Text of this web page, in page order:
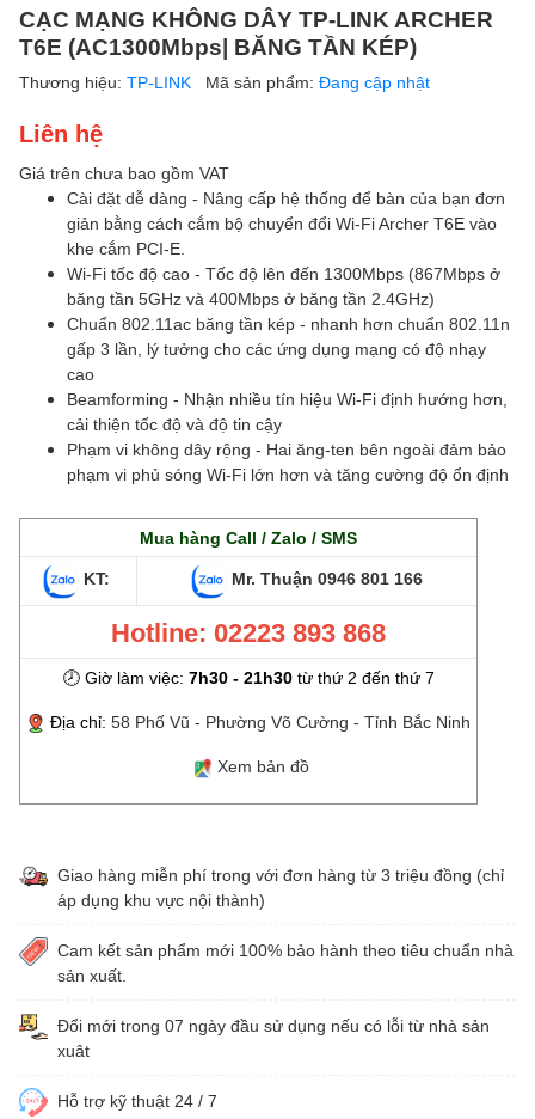
CẠC MẠNG KHÔNG DÂY TP-LINK ARCHER
T6E (AC1300Mbps| BĂNG TẦN KÉP)
Thương hiệu: TP-LINK Mã sản phẩm: Đang cập nhật
Liên hệ
Giá trên chưa bao gồm VAT
Cài đặt dễ dàng - Nâng cấp hệ thống để bàn của bạn đơn
giản bằng cách cắm bộ chuyển đổi Wi-Fi Archer T6E vào
khe cắm PCI-E.
Wi-Fi tốc độ cao - Tốc độ lên đến 1300Mbps (867Mbps ở
băng tần 5GHz và 400Mbps ở băng tần 2.4GHz)
Chuẩn 802.11ac băng tần kép - nhanh hơn chuẩn 802.11n
gấp 3 lần, lý tưởng cho các ứng dụng mạng có độ nhạy
cao
Beamforming - Nhận nhiều tín hiệu Wi-Fi định hướng hơn,
cải thiện tốc độ và độ tin cậy
Phạm vi không dây rộng - Hai ăng-ten bên ngoài đảm bảo
phạm vi phủ sóng Wi-Fi lớn hơn và tăng cường độ ổn định
Mua hàng Call / Zalo / SMS
KT: Mr. Thuận 0946 801 166
Hotline: 02223 893 868
🕗 Giờ làm việc: 7h30 - 21h30từ thứ 2 đến thứ 7
Địa chỉ: 58 Phố Vũ - Phường Võ Cường - Tỉnh Bắc Ninh
Xem bản đồ
Giao hàng miễn phí trong với đơn hàng từ 3 triệu đồng (chỉ
áp dụng khu vực nội thành)
Cam kết sản phẩm mới 100% bảo hành theo tiêu chuẩn nhà
sản xuất.
Đổi mới trong 07 ngày đầu sử dụng nếu có lỗi từ nhà sản
xuât
Hỗ trợ kỹ thuật 24 / 7